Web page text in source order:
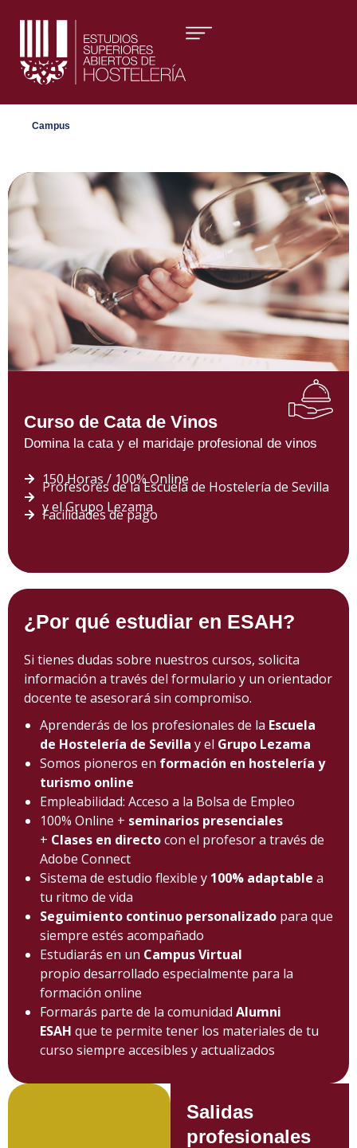
Campus
Curso de Cata de Vinos
Domina la cata y el maridaje profesional de vinos
150 Horas / 100% Online
Profesores de la Escuela de Hostelería de Sevilla
y el Grupo Lezama
Facilidades de pago
¿Por qué estudiar en ESAH?
Si tienes dudas sobre nuestros cursos, solicita
información a través del formulario y un orientador
docente te asesorará sin compromiso.
Aprenderás de los profesionales de la Escuela
de Hostelería de Sevilla y el Grupo Lezama
Somos pioneros en formación en hostelería y
turismo online
Empleabilidad: Acceso a la Bolsa de Empleo
100% Online + seminarios presenciales
+ Clases en directocon el profesor a través de
Adobe Connect
Sistema de estudio flexible y 100% adaptable a
tu ritmo de vida
Seguimiento continuo personalizado para que
siempre estés acompañado
Estudiarás en un Campus Virtual
propio desarrollado especialmente para la
formación online
Formarás parte de la comunidad Alumni
ESAH que te permite tener los materiales de tu
curso siempre accesibles y actualizados
Salidas
profesionales